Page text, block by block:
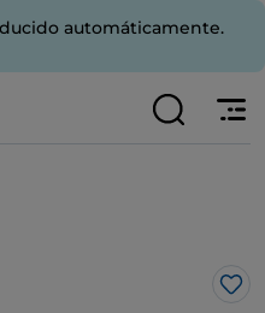
automáticamente.
Me